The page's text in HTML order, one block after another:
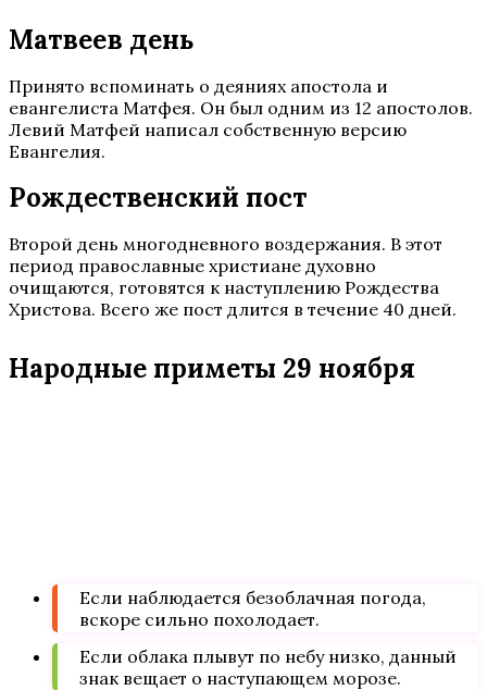
Матвеев день
Принято вспоминать о деяниях апостола и
евангелиста Матфея. Он был одним из 12 апостолов.
Левий Матфей написал собственную версию
Евангелия.
Рождественский пост
Второй день многодневного воздержания. В этот
период православные христиане духовно
очищаются, готовятся к наступлению Рождества
Христова. Всего же пост длится в течение 40 дней.
Народные приметы 29 ноября
Если наблюдается безоблачная погода,
вскоре сильно похолодает.
Если облака плывут по небу низко, данный
знак вещает о наступающем морозе.